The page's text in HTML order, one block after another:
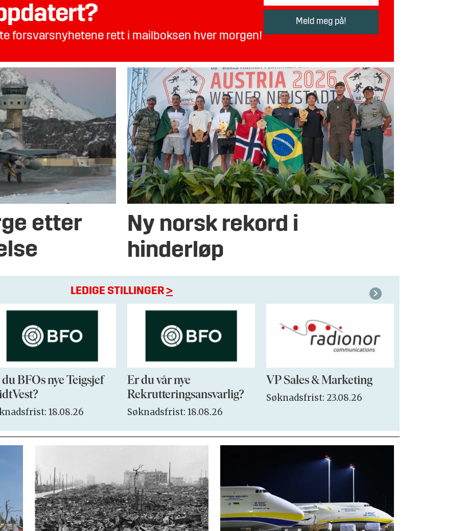
forsvarsnyhetene rett i mailboksen hver morgen!
etter
Ny norsk rekord i
hinderløp
LEDIGE STILLINGER>
BFOs nye Teigsjef
18.08.26
Er du vår nye
Rekrutteringsansvarlig?
Søknadsfrist: 18.08.26
VP Sales & Marketing
Søknadsfrist: 23.08.26